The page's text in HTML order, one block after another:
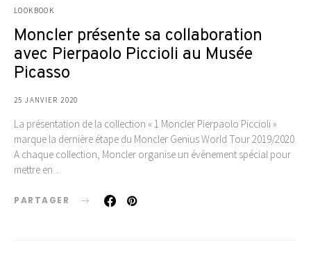
LOOKBOOK
Moncler présente sa collaboration
avec Pierpaolo Piccioli au Musée
Picasso
25 JANVIER 2020
La présentation de la collection « 1 Moncler Pierpaolo Piccioli »
marque la dernière étape du Moncler Genius World Tour 2019/2020.
A chaque collection, Moncler organise un évènement spécial pour
mettre en…
PARTAGER